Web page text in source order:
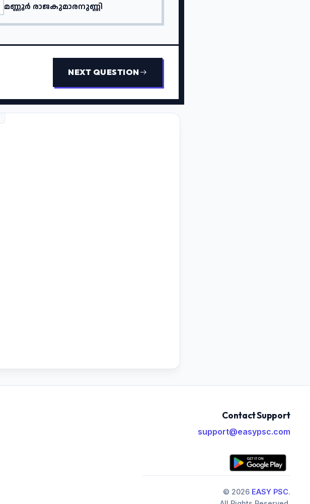
മണ്ണൂർ രാജകുമാരനുണ്ണി
NEXT QUESTION
Contact Support
support@easypsc.com
© 2026 EASY PSC.